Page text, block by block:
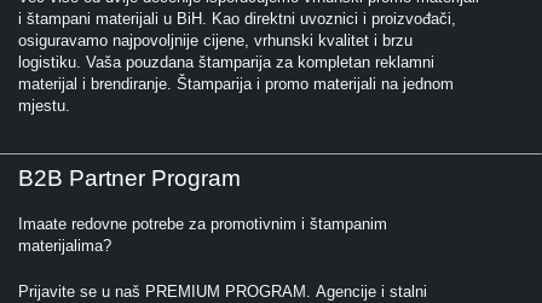
i štampani materijali u BiH. Kao direktni uvoznici i proizvođači,
osiguravamo najpovoljnije cijene, vrhunski kvalitet i brzu
logistiku. Vaša pouzdana štamparija za kompletan reklamni
materijal i brendiranje. Štamparija i promo materijali na jednom
mjestu.
B2B Partner Program
Imaate redovne potrebe za promotivnim i štampanim
materijalima?
Prijavite se u naš PREMIUM PROGRAM. Agencije i stalni